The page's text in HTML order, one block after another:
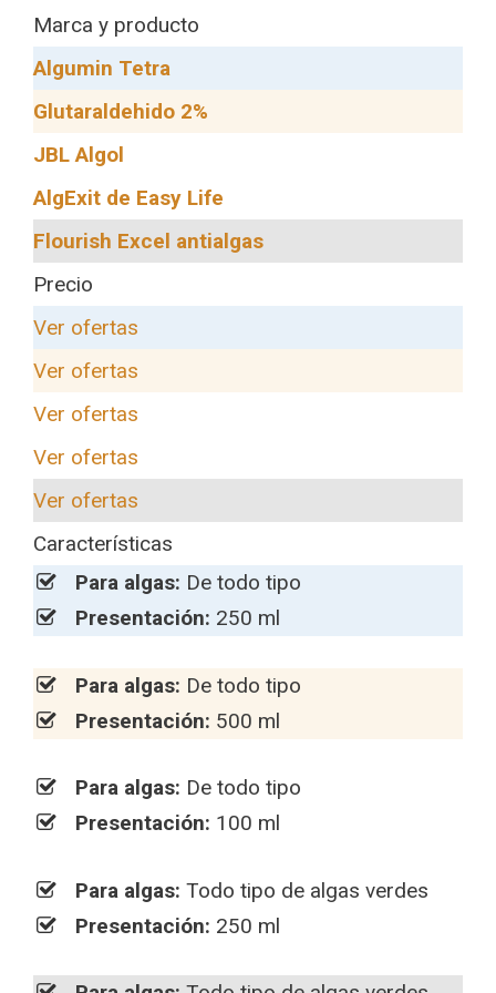
Marca y producto
Algumin Tetra
Glutaraldehido 2%
JBL Algol
AlgExit de Easy Life
Flourish Excel antialgas
Precio
Ver ofertas
Ver ofertas
Ver ofertas
Ver ofertas
Ver ofertas
Características
Para algas: De todo tipo
Presentación: 250 ml
Para algas: De todo tipo
Presentación: 500 ml
Para algas: De todo tipo
Presentación: 100 ml
Para algas: Todo tipo de algas verdes
Presentación: 250 ml